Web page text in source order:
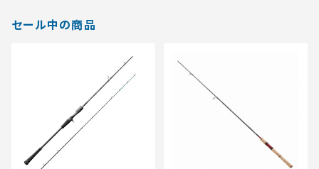
セール中の商品